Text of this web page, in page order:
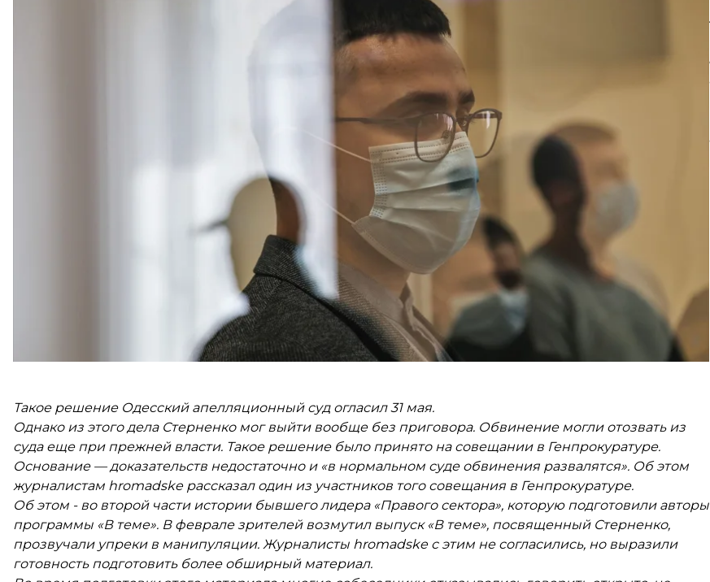
Виктория Рощина/hromadske
«В случае, когда не работает принцип неотвратимости наказания за преступление, зло будет
возрастать, преступлений будет становиться больше».
Сергей Стерненко, в программе
виновными в похищении человека. Речь идет о деле
2015 года о похищении Сергея Щербича. Однако отправить бывших членов одесского «Правого
сектора» за решетку по соответствующей статье суд не смог — срок давности по ней истек.
Стерненко осудили по статье «Незаконное обращение с оружием», а по третьей — «Разбой», которую
также инкриминировали в рамках этого преступления, признали невиновным.
Такое решение Одесский апелляционный суд огласил 31 мая.
Однако из этого дела Стерненко мог выйти вообще без приговора. Обвинение могли отозвать из
суда еще при прежней власти. Такое решение было принято на совещании в Генпрокуратуре.
Основание — доказательств недостаточно и «в нормальном суде обвинения развалятся». Об этом
журналистам hromadske рассказал один из участников того совещания в Генпрокуратуре.
Об этом - во второй части истории бывшего лидера «Правого сектора», которую подготовили авторы
программы «В теме». В феврале зрителей возмутил выпуск «В теме», посвященный Стерненко,
прозвучали упреки в манипуляции. Журналисты hromadske с этим не согласились, но выразили
готовность подготовить более обширный материал.